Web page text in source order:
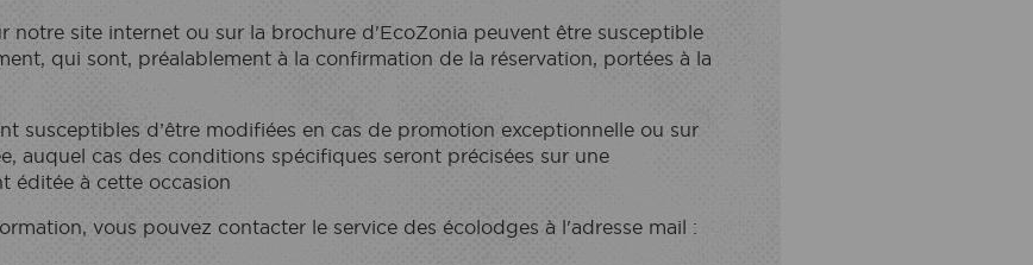
notre site internet ou sur la brochure d'EcoZonia peuvent être susceptible
qui sont, préalablement à la confirmation de la réservation, portées à la
susceptibles d’être modifiées en cas de promotion exceptionnelle ou sur
auquel cas des conditions spécifiques seront précisées sur une
éditée à cette occasion
vous pouvez contacter le service des écolodges à l'adresse mail :